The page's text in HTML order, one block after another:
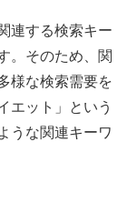
連する検索キー
。そのため、関
様な検索需要を
エット」という
うな関連キーワ